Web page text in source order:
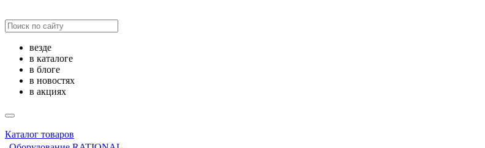
везде
в каталоге
в блоге
в новостях
в акциях
Каталог товаров